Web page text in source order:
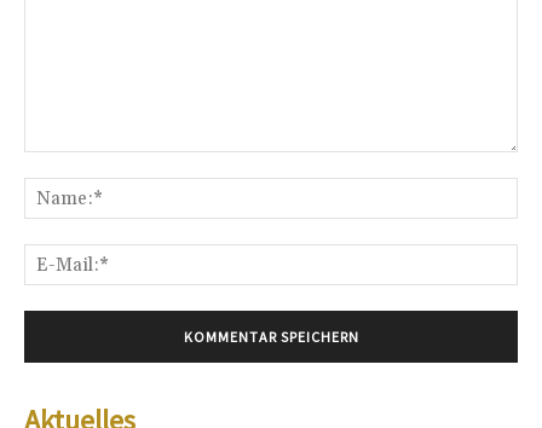
Aktuelles